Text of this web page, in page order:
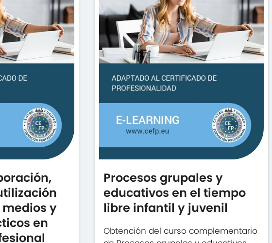
y
en
Procesos grupales y
educativos en el tiempo
libre infantil y juvenil
Obtención del curso complementario